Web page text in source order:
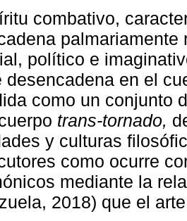
combativo,
político e
desencadena en el
como un conjunto
trans-tornado,
y culturas
como ocurre
mediante la
2018) que el